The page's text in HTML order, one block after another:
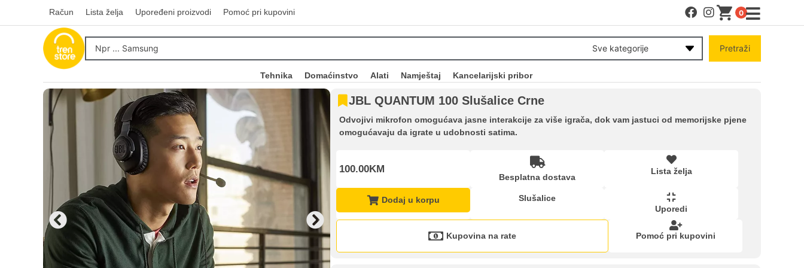
Račun Lista želja Upoređeni proizvodi Pomoć pri kupovini 0
Sve kategorije Pretraži
Tehnika Domaćinstvo Alati Namještaj Kancelarijski pribor
JBL QUANTUM 100 Slušalice Crne
Odvojivi mikrofon omogućava jasne interakcije za više igrača, dok vam jastuci od memorijske pjene
omogućavaju da igrate u udobnosti satima.
100.00KM
Besplatna dostava
Lista želja
Dodaj u korpu
Slušalice
Uporedi
Kupovina na rate Pomoć pri kupovini
Račun
Upoređeni proizvodi